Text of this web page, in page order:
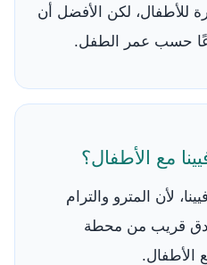
للأطفال، لكن الأفضل أن
حسب عمر الطفل.
مع الأطفال؟
لأن المترو والترام
قريب من محطة
الأطفال.